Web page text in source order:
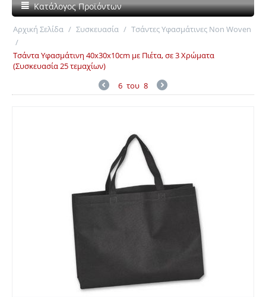
Κατάλογος Προϊόντων
Αρχική Σελίδα / Συσκευασία / Τσάντες Υφασμάτινες Non Woven
/
Τσάντα Υφασμάτινη 40x30x10cm με Πιέτα, σε 3 Χρώματα
(Συσκευασία 25 τεμαχίων)
6 του 8